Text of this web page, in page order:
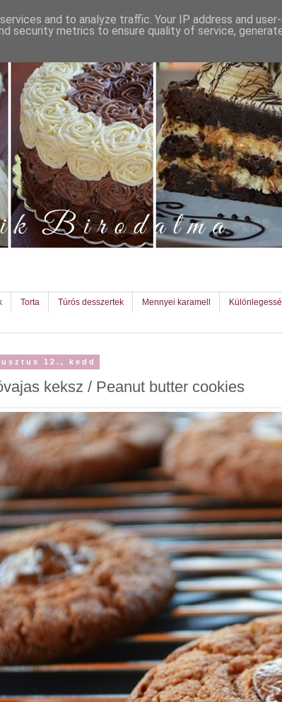
Torta Túrós desszertek Mennyei karamell
12., kedd
keksz / Peanut butter cookies
and to analyze traffic. Your IP address and
security metrics to ensure quality of service,